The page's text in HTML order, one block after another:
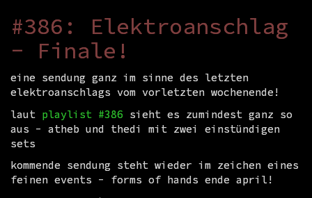
#386: Elektroanschlag
- Finale!
eine sendung ganz im sinne des letzten
elektroanschlags vom vorletzten wochenende!
laut playlist #386 sieht es zumindest ganz so
aus - atheb und thedi mit zwei einstündigen
sets
kommende sendung steht wieder im zeichen eines
feinen events - forms of hands ende april!